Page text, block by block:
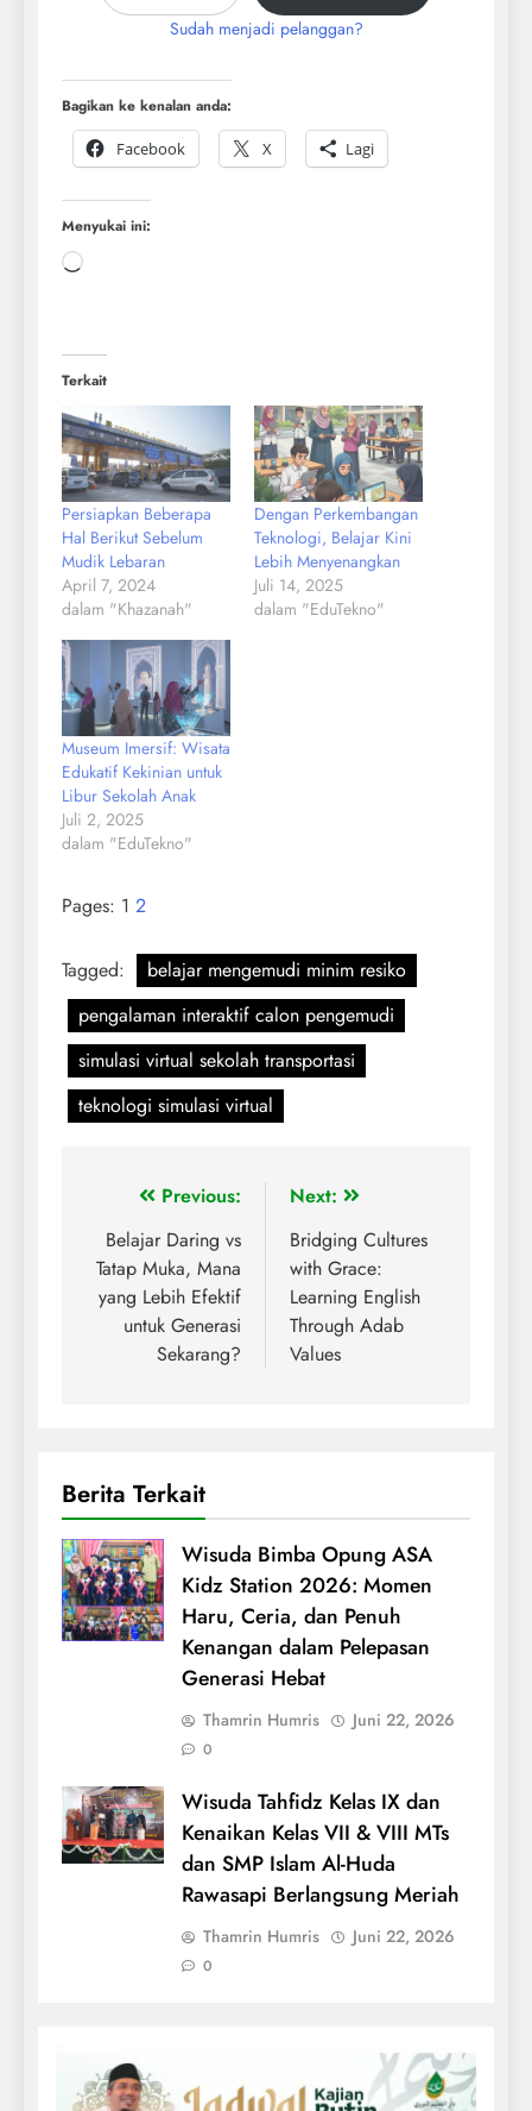
Sudah menjadi pelanggan?
Bagikan ke kenalan anda:
Facebook
X Lagi
Menyukai ini:
Terkait
Persiapkan Beberapa
Hal Berikut Sebelum
Mudik Lebaran
April 7, 2024
dalam "Khazanah"
Dengan Perkembangan
Teknologi, Belajar Kini
Lebih Menyenangkan
Juli 14, 2025
dalam "EduTekno"
Museum Imersif: Wisata
Edukatif Kekinian untuk
Libur Sekolah Anak
Juli 2, 2025
dalam "EduTekno"
Pages: 1 2
Tagged:
belajar mengemudi minim resiko
pengalaman interaktif calon pengemudi
simulasi virtual sekolah transportasi
teknologi simulasi virtual
Previous:
Belajar Daring vs
Tatap Muka, Mana
yang Lebih Efektif
untuk Generasi
Sekarang?
Next:
Bridging Cultures
with Grace:
Learning English
Through Adab
Values
Berita Terkait
Wisuda Bimba Opung ASA
Kidz Station 2026: Momen
Haru, Ceria, dan Penuh
Kenangan dalam Pelepasan
Generasi Hebat
Thamrin Humris Juni 22, 2026
0
Wisuda Tahfidz Kelas IX dan
Kenaikan Kelas VII & VIII MTs
dan SMP Islam Al-Huda
Rawasapi Berlangsung Meriah
Thamrin Humris Juni 22, 2026
0